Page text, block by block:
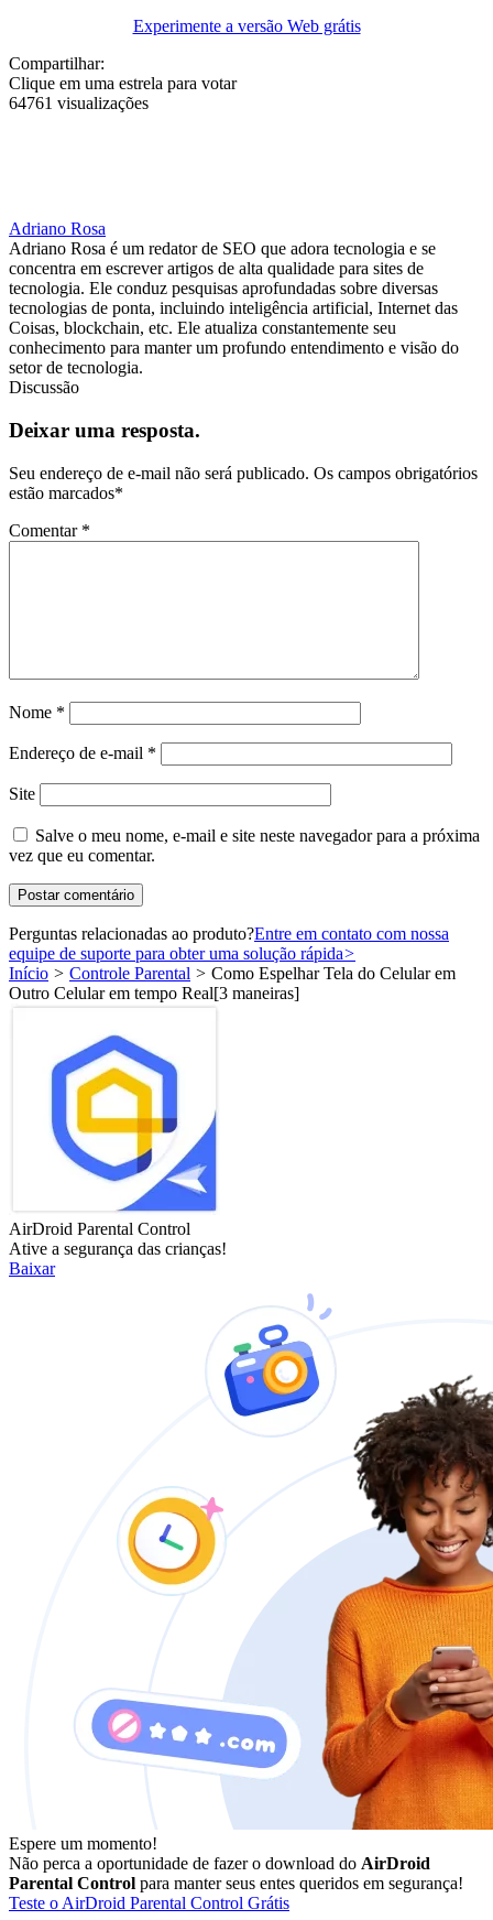
Experimente a versão Web grátis
Compartilhar:
Clique em uma estrela para votar
64761 visualizações
Adriano Rosa
Adriano Rosa é um redator de SEO que adora tecnologia e se
concentra em escrever artigos de alta qualidade para sites de
tecnologia. Ele conduz pesquisas aprofundadas sobre diversas
tecnologias de ponta, incluindo inteligência artificial, Internet das
Coisas, blockchain, etc. Ele atualiza constantemente seu
conhecimento para manter um profundo entendimento e visão do
setor de tecnologia.
Discussão
Deixar uma resposta.
Seu endereço de e-mail não será publicado. Os campos obrigatórios
estão marcados*
Comentar *
Nome *
Endereço de e-mail *
Site
Salve o meu nome, e-mail e site neste navegador para a próxima
vez que eu comentar.
Perguntas relacionadas ao produto?Entre em contato com nossa
equipe de suporte para obter uma solução rápida>
Início > Controle Parental > Como Espelhar Tela do Celular em
Outro Celular em tempo Real[3 maneiras]
AirDroid Parental Control
Ative a segurança das crianças!
Baixar
Espere um momento!
Não perca a oportunidade de fazer o download do AirDroid
Parental Control para manter seus entes queridos em segurança!
Teste o AirDroid Parental Control Grátis